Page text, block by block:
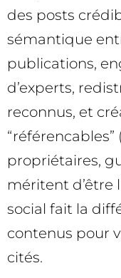
des posts
sémantique
publications,
d’experts,
reconnus, et
propriétaires,
méritent d’être
social fait la
contenus pour
cités.